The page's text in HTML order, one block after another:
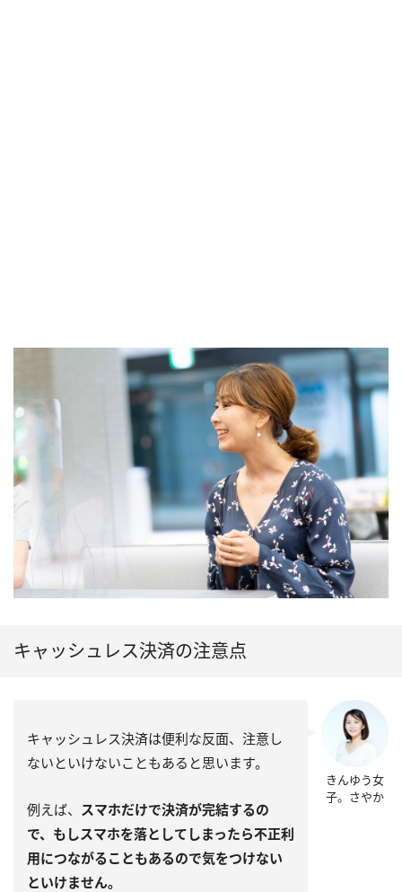
キャッシュレス決済の注意点
きんゆう女
子。さやか
キャッシュレス決済は便利な反面、注意し
ないといけないこともあると思います。
例えば、 スマホだけで決済が完結するの
で、もしスマホを落としてしまったら不正利
用につながることもあるので気をつけない
といけません。